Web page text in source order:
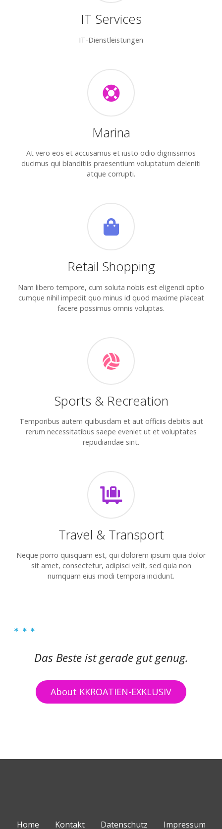
IT Services
IT-Dienstleistungen
Marina
At vero eos et accusamus et iusto odio dignissimos
ducimus qui blanditiis praesentium voluptatum deleniti
atque corrupti.
Retail Shopping
Nam libero tempore, cum soluta nobis est eligendi optio
cumque nihil impedit quo minus id quod maxime placeat
facere possimus omnis voluptas.
Sports & Recreation
Temporibus autem quibusdam et aut officiis debitis aut
rerum necessitatibus saepe eveniet ut et voluptates
repudiandae sint.
Travel & Transport
Neque porro quisquam est, qui dolorem ipsum quia dolor
sit amet, consectetur, adipisci velit, sed quia non
numquam eius modi tempora incidunt.
Das Beste ist gerade gut genug.
About KKROATIEN-EXKLUSIV
Home Kontakt Datenschutz Impressum